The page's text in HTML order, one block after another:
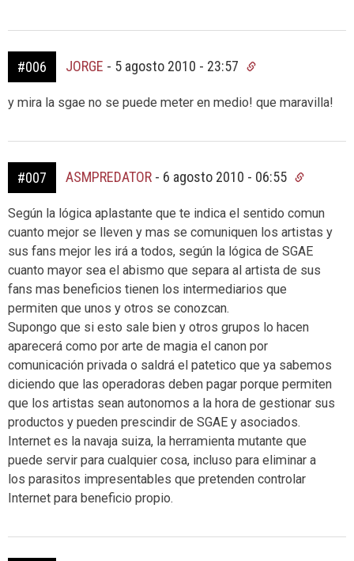
#006 JORGE - 5 agosto 2010 - 23:57
y mira la sgae no se puede meter en medio! que maravilla!
#007 ASMPREDATOR - 6 agosto 2010 - 06:55
Según la lógica aplastante que te indica el sentido comun
cuanto mejor se lleven y mas se comuniquen los artistas y
sus fans mejor les irá a todos, según la lógica de SGAE
cuanto mayor sea el abismo que separa al artista de sus
fans mas beneficios tienen los intermediarios que
permiten que unos y otros se conozcan.
Supongo que si esto sale bien y otros grupos lo hacen
aparecerá como por arte de magia el canon por
comunicación privada o saldrá el patetico que ya sabemos
diciendo que las operadoras deben pagar porque permiten
que los artistas sean autonomos a la hora de gestionar sus
productos y pueden prescindir de SGAE y asociados.
Internet es la navaja suiza, la herramienta mutante que
puede servir para cualquier cosa, incluso para eliminar a
los parasitos impresentables que pretenden controlar
Internet para beneficio propio.